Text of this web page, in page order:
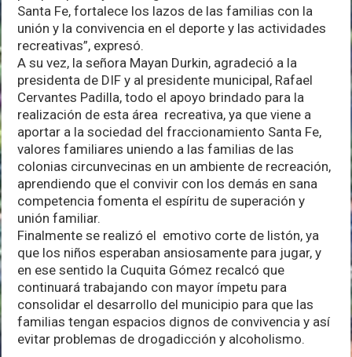
Santa Fe, fortalece los lazos de las familias con la
unión y la convivencia en el deporte y las actividades
recreativas”, expresó.
A su vez, la señora Mayan Durkin, agradeció a la
presidenta de DIF y al presidente municipal, Rafael
Cervantes Padilla, todo el apoyo brindado para la
realización de esta área recreativa, ya que viene a
aportar a la sociedad del fraccionamiento Santa Fe,
valores familiares uniendo a las familias de las
colonias circunvecinas en un ambiente de recreación,
aprendiendo que el convivir con los demás en sana
competencia fomenta el espíritu de superación y
unión familiar.
Finalmente se realizó el emotivo corte de listón, ya
que los niños esperaban ansiosamente para jugar, y
en ese sentido la Cuquita Gómez recalcó que
continuará trabajando con mayor ímpetu para
consolidar el desarrollo del municipio para que las
familias tengan espacios dignos de convivencia y así
evitar problemas de drogadicción y alcoholismo.